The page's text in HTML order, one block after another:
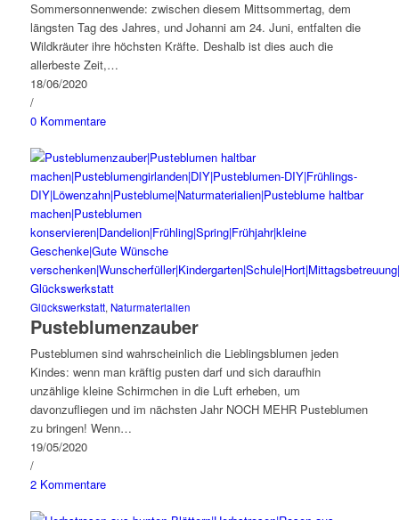
Sommersonnenwende: zwischen diesem Mittsommertag, dem
längsten Tag des Jahres, und Johanni am 24. Juni, entfalten die
Wildkräuter ihre höchsten Kräfte. Deshalb ist dies auch die
allerbeste Zeit,…
18/06/2020
/
0 Kommentare
Glückswerkstatt, Naturmaterialien
Pusteblumenzauber
Pusteblumen sind wahrscheinlich die Lieblingsblumen jeden
Kindes: wenn man kräftig pusten darf und sich daraufhin
unzählige kleine Schirmchen in die Luft erheben, um
davonzufliegen und im nächsten Jahr NOCH MEHR Pusteblumen
zu bringen! Wenn…
19/05/2020
/
2 Kommentare